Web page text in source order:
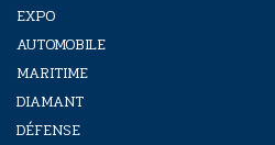
EXPO
AUTOMOBILE
MARITIME
DIAMANT
DÉFENSE